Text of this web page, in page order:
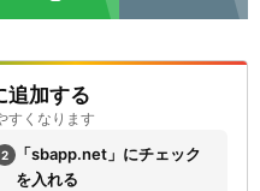
追加する
すくなります
2
「sbapp.net」にチェック
を入れる